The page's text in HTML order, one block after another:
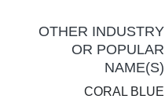
OTHER INDUSTRY
OR POPULAR
NAME(S)
CORAL BLUE